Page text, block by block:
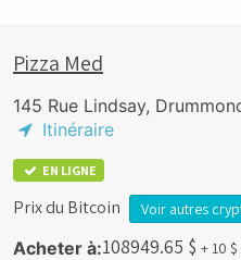
Pizza Med
145 Rue Lindsay,
Itinéraire
EN LIGNE
Prix du Bitcoin Voir autres
Acheter à:108949.65 $ + 10